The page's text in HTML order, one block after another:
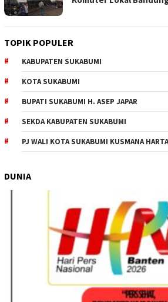
TOPIK POPULER
KABUPATEN SUKABUMI
KOTA SUKABUMI
BUPATI SUKABUMI H. ASEP JAPAR
SEKDA KABUPATEN SUKABUMI
PJ WALI KOTA SUKABUMI KUSMANA
DUNIA